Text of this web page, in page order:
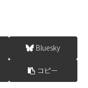
Bluesky
コピー